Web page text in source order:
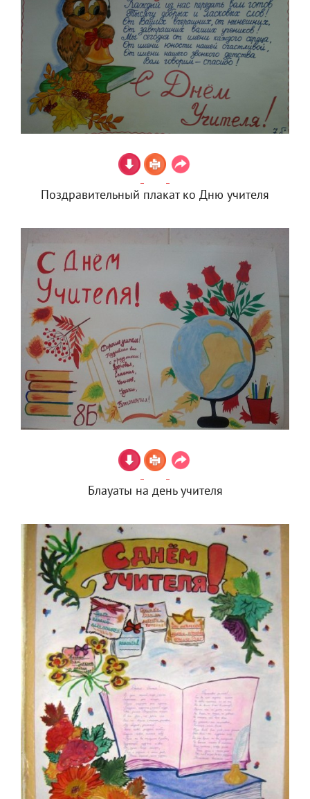
Поздравительный плакат ко Дню учителя
Блауаты на день учителя